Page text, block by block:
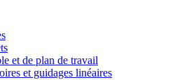
et de plan de travail
et guidages linéaires